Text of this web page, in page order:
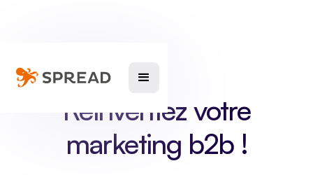
Réinventez votre
marketing b2b !